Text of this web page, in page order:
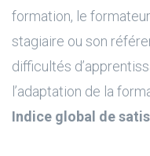
formation, le
stagiaire ou son
difficultés
l’adaptation de la
Indice global de